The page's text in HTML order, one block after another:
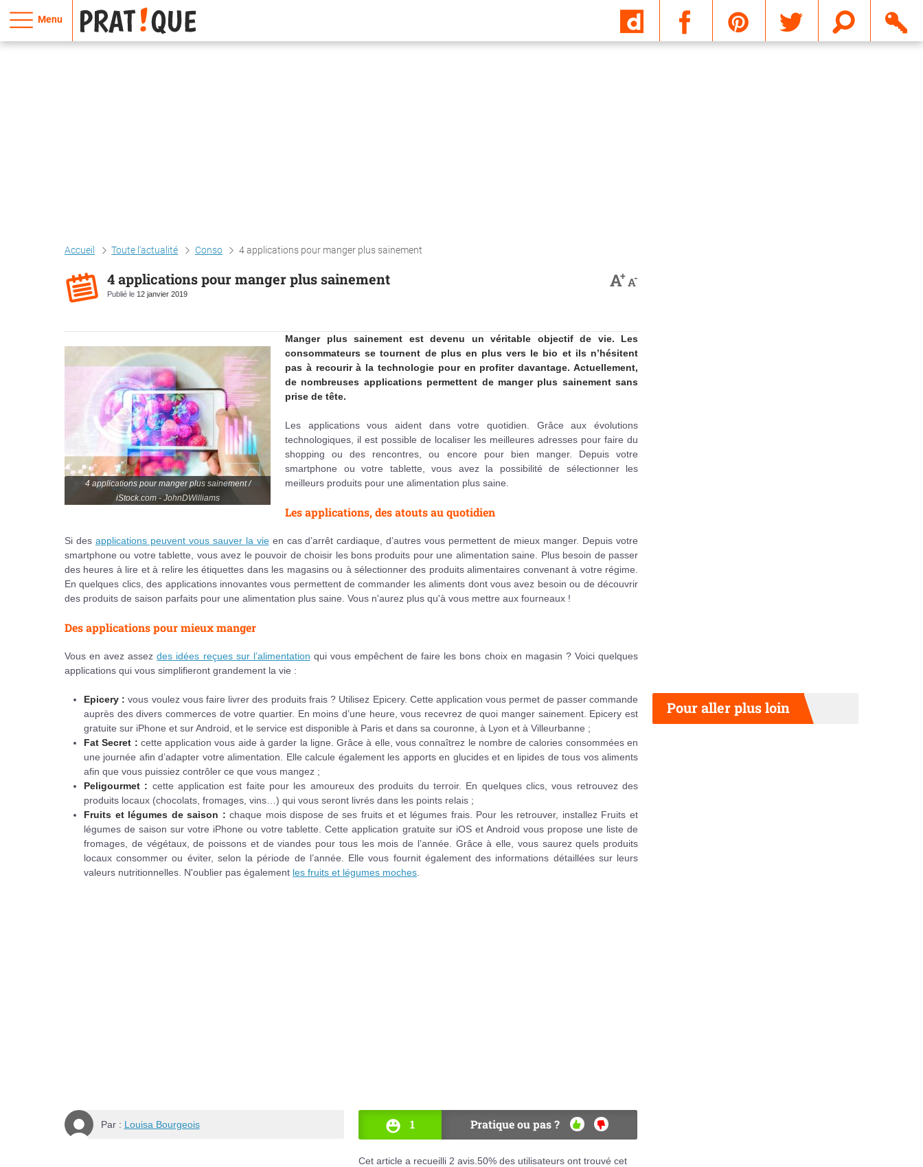
Menu
Accueil Toute l'actualité Conso 4 applications pour manger plus sainement
4 applications pour manger plus sainement
Publié le 12 janvier 2019
A+A-
4 applications pour manger plus sainement /
iStock.com - JohnDWilliams
Manger plus sainement est devenu un véritable objectif de vie. Les
consommateurs se tournent de plus en plus vers le bio et ils n’hésitent
pas à recourir à la technologie pour en profiter davantage. Actuellement,
de nombreuses applications permettent de manger plus sainement sans
prise de tête.
Les applications vous aident dans votre quotidien. Grâce aux évolutions
technologiques, il est possible de localiser les meilleures adresses pour faire du
shopping ou des rencontres, ou encore pour bien manger. Depuis votre
smartphone ou votre tablette, vous avez la possibilité de sélectionner les
meilleurs produits pour une alimentation plus saine.
Les applications, des atouts au quotidien
Si des applications peuvent vous sauver la vieen cas d’arrêt cardiaque, d’autres vous permettent de mieux manger. Depuis votre
smartphone ou votre tablette, vous avez le pouvoir de choisir les bons produits pour une alimentation saine. Plus besoin de passer
des heures à lire et à relire les étiquettes dans les magasins ou à sélectionner des produits alimentaires convenant à votre régime.
En quelques clics, des applications innovantes vous permettent de commander les aliments dont vous avez besoin ou de découvrir
des produits de saison parfaits pour une alimentation plus saine. Vous n'aurez plus qu'à vous mettre aux fourneaux !
Des applications pour mieux manger
Vous en avez assezdes idées reçues sur l’alimentation qui vous empêchent de faire les bons choix en magasin ? Voici quelques
applications qui vous simplifieront grandement la vie :
Epicery : vous voulez vous faire livrer des produits frais ? Utilisez Epicery. Cette application vous permet de passer commande
auprès des divers commerces de votre quartier. En moins d’une heure, vous recevrez de quoi manger sainement. Epicery est
gratuite sur iPhone et sur Android, et le service est disponible à Paris et dans sa couronne, à Lyon et à Villeurbanne ;
Fat Secret : cette application vous aide à garder la ligne. Grâce à elle, vous connaîtrez le nombre de calories consommées en
une journée afin d’adapter votre alimentation. Elle calcule également les apports en glucides et en lipides de tous vos aliments
afin que vous puissiez contrôler ce que vous mangez ;
Peligourmet : cette application est faite pour les amoureux des produits du terroir. En quelques clics, vous retrouvez des
produits locaux (chocolats, fromages, vins…) qui vous seront livrés dans les points relais ;
Fruits et légumes de saison :chaque mois dispose de ses fruits et et légumes frais. Pour les retrouver, installez Fruits et
légumes de saison sur votre iPhone ou votre tablette. Cette application gratuite sur iOS et Android vous propose une liste de
fromages, de végétaux, de poissons et de viandes pour tous les mois de l’année. Grâce à elle, vous saurez quels produits
locaux consommer ou éviter, selon la période de l’année. Elle vous fournit également des informations détaillées sur leurs
valeurs nutritionnelles. N'oublier pas également les fruits et légumes moches
Par : Louisa Bourgeois 1 Pratique ou pas ?
OUI NON
Cet article a recueilli 2 avis. 50% des utilisateurs ont trouvé cet
Pour aller plus loin